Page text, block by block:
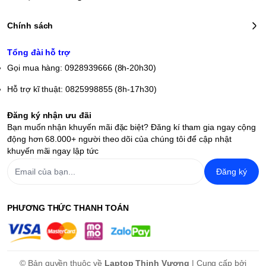
khả năng xử lý đồ hoạ 2D, 3D, render video hay chơi các tựa game
Trải nghiệm sản phẩm: Dell
xps 9315MIỄN PHÍ tại
Địa chỉ:71 Thiên Hiền, Mỹ Đình 1, Nam Từ Liêm, Hà Nội
Hotline: 0945.99.88.55 - 0928.939.666
Fanpage:Laptop Thịnh Vượng
Youtube:Thịnh Vượng
Chính sách
Tổng đài hỗ trợ
Gọi mua hàng: 0928939666 (8h-20h30)
Hỗ trợ kĩ thuật: 0825998855 (8h-17h30)
Đăng ký nhận ưu đãi
Bạn muốn nhận khuyến mãi đặc biệt? Đăng kí tham gia ngay cộng
động hơn 68.000+ người theo dõi của chúng tôi để cập nhật
khuyến mãi ngay lập tức
Đăng ký
PHƯƠNG THỨC THANH TOÁN
© Bản quyền thuộc về Laptop Thịnh Vượng | Cung cấp bởi